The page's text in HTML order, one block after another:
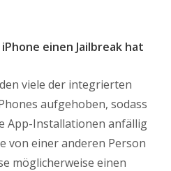
einen Jailbreak hat
viele der integrierten
aufgehoben, sodass
App-Installationen anfällig
von einer anderen Person
möglicherweise einen